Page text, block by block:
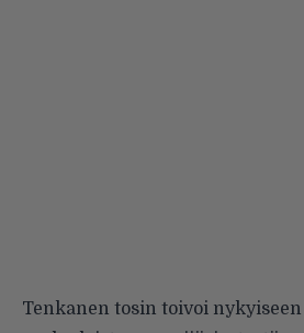
Tenkanen tosin toivoi